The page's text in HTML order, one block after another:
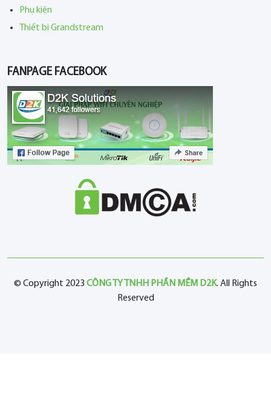
Phụ kiện
Thiết bị Grandstream
FANPAGE FACEBOOK
© Copyright 2023 CÔNG TY TNHH PHẦN MỀM D2K. All Rights
Reserved